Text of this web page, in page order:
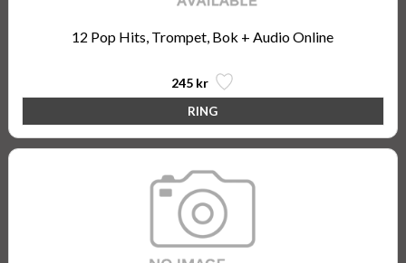
12 Pop Hits, Trompet, Bok + Audio Online
245 kr